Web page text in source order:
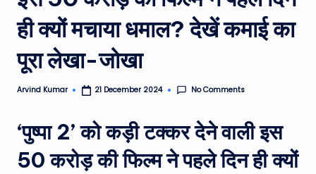
&
M
o
vi
N
e
ही क्यों मचाया धमाल? देखें कमाई का
पूरा लेखा-जोखा
Posted
Arvind Kumar 21 December 2024 No Comments
‘पुष्पा 2’ को कड़ी टक्कर देने वाली इस
50 करोड़ की फिल्म ने पहले दिन ही क्यों